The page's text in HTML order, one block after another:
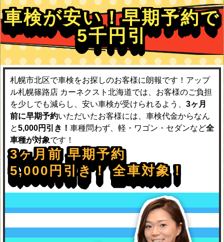
車検が安い！早期予約で
5千円引
札幌市北区で車検をお探しのお客様に朗報です！アップ
ル札幌篠路店 カーネクスト北海道では、お客様のご負担
を少しでも減らし、安い車検が受けられるよう、 3ヶ月
前に早期予約いただいたお客様には、車検代金からなん
と5,000円引き！ 車種問わず、軽・ワゴン・セダンなど全
車種が対象です！
3ヶ月前 早期予約
5,000円引き！ 全車対象！